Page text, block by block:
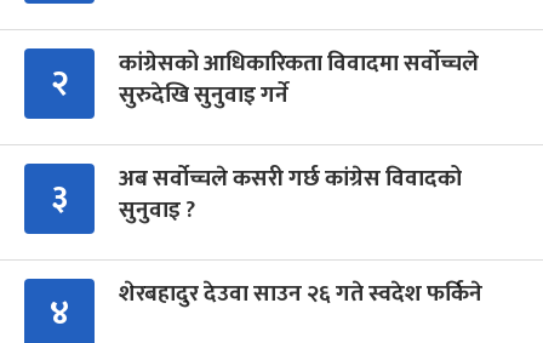
२
कांग्रेसको आधिकारिकता विवादमा सर्वोच्चले
सुरुदेखि सुनुवाइ गर्ने
३
अब सर्वोच्चले कसरी गर्छ कांग्रेस विवादको
सुनुवाइ ?
४ शेरबहादुर देउवा साउन २६ गते स्वदेश फर्किने